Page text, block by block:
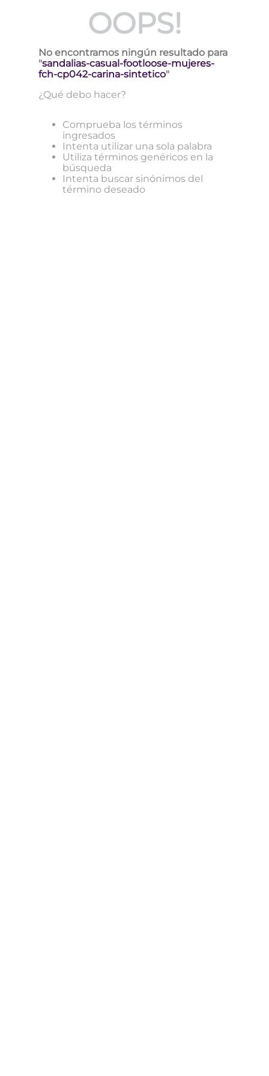
OOPS!
No encontramos ningún resultado para
"sandalias-casual-footloose-mujeres-
fch-cp042-carina-sintetico"
¿Qué debo hacer?
Comprueba los términos
ingresados
Intenta utilizar una sola palabra
Utiliza términos genéricos en la
búsqueda
Intenta buscar sinónimos del
término deseado